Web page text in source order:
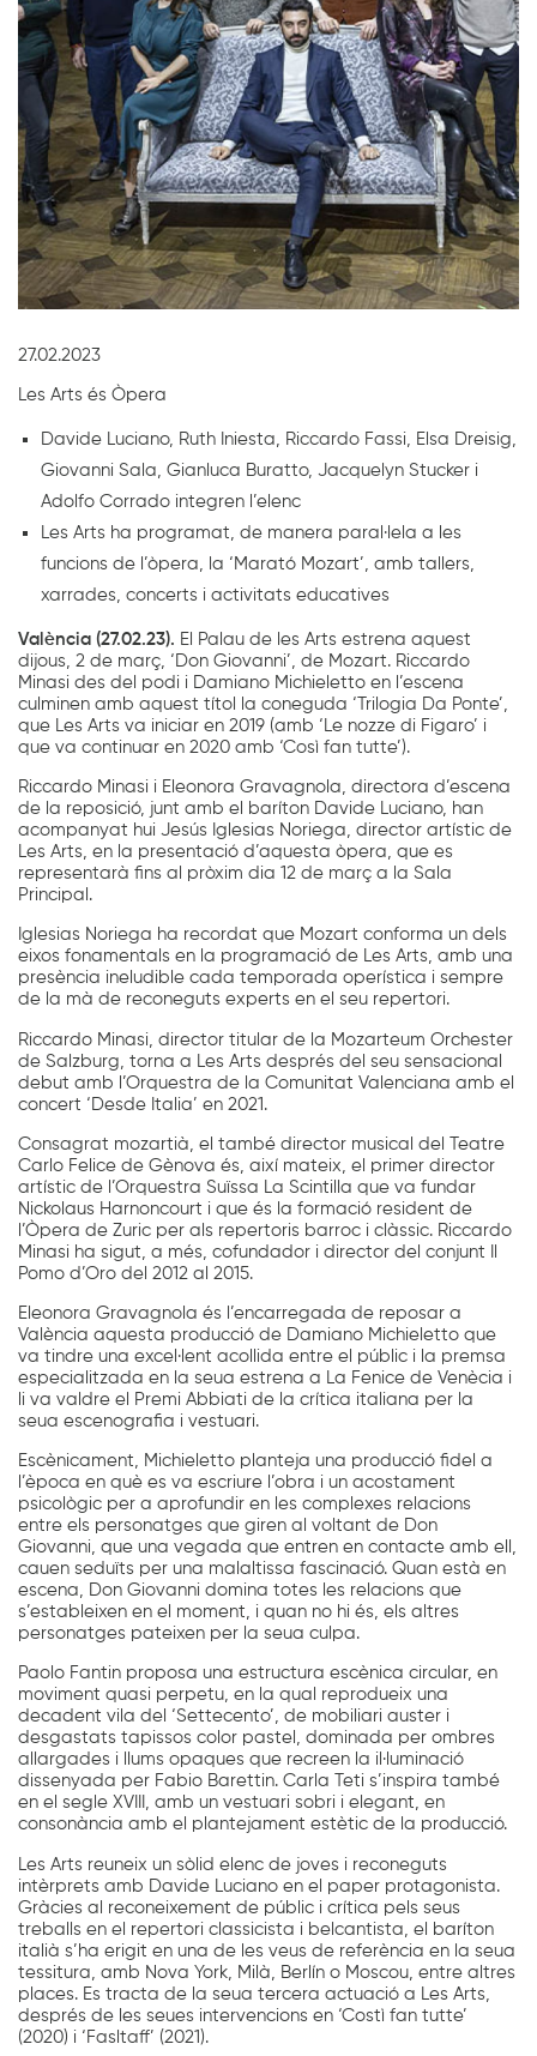
27.02.2023
Les Arts és Òpera
Davide Luciano, Ruth Iniesta, Riccardo Fassi, Elsa Dreisig,
Giovanni Sala, Gianluca Buratto, Jacquelyn Stucker i
Adolfo Corrado integren l’elenc
Les Arts ha programat, de manera paral·lela a les
funcions de l’òpera, la ‘Marató Mozart’, amb tallers,
xarrades, concerts i activitats educatives
València (27.02.23). El Palau de les Arts estrena aquest
dijous, 2 de març, ‘Don Giovanni’, de Mozart. Riccardo
Minasi des del podi i Damiano Michieletto en l’escena
culminen amb aquest títol la coneguda ‘Trilogia Da Ponte’,
que Les Arts va iniciar en 2019 (amb ‘Le nozze di Figaro’ i
que va continuar en 2020 amb ‘Così fan tutte’).
Riccardo Minasi i Eleonora Gravagnola, directora d’escena
de la reposició, junt amb el baríton Davide Luciano, han
acompanyat hui Jesús Iglesias Noriega, director artístic de
Les Arts, en la presentació d’aquesta òpera, que es
representarà fins al pròxim dia 12 de març a la Sala
Principal.
Iglesias Noriega ha recordat que Mozart conforma un dels
eixos fonamentals en la programació de Les Arts, amb una
presència ineludible cada temporada operística i sempre
de la mà de reconeguts experts en el seu repertori.
Riccardo Minasi, director titular de la Mozarteum Orchester
de Salzburg, torna a Les Arts després del seu sensacional
debut amb l’Orquestra de la Comunitat Valenciana amb el
concert ‘Desde Italia’ en 2021.
Consagrat mozartià, el també director musical del Teatre
Carlo Felice de Gènova és, així mateix, el primer director
artístic de l’Orquestra Suïssa La Scintilla que va fundar
Nickolaus Harnoncourt i que és la formació resident de
l’Òpera de Zuric per als repertoris barroc i clàssic. Riccardo
Minasi ha sigut, a més, cofundador i director del conjunt Il
Pomo d’Oro del 2012 al 2015.
Eleonora Gravagnola és l’encarregada de reposar a
València aquesta producció de Damiano Michieletto que
va tindre una excel·lent acollida entre el públic i la premsa
especialitzada en la seua estrena a La Fenice de Venècia i
li va valdre el Premi Abbiati de la crítica italiana per la
seua escenografia i vestuari.
Escènicament, Michieletto planteja una producció fidel a
l’època en què es va escriure l’obra i un acostament
psicològic per a aprofundir en les complexes relacions
entre els personatges que giren al voltant de Don
Giovanni, que una vegada que entren en contacte amb ell,
cauen seduïts per una malaltissa fascinació. Quan està en
escena, Don Giovanni domina totes les relacions que
s’estableixen en el moment, i quan no hi és, els altres
personatges pateixen per la seua culpa.
Paolo Fantin proposa una estructura escènica circular, en
moviment quasi perpetu, en la qual reprodueix una
decadent vila del ‘Settecento’, de mobiliari auster i
desgastats tapissos color pastel, dominada per ombres
allargades i llums opaques que recreen la il·luminació
dissenyada per Fabio Barettin. Carla Teti s’inspira també
en el segle XVIII, amb un vestuari sobri i elegant, en
consonància amb el plantejament estètic de la producció.
Les Arts reuneix un sòlid elenc de joves i reconeguts
intèrprets amb Davide Luciano en el paper protagonista.
Gràcies al reconeixement de públic i crítica pels seus
treballs en el repertori classicista i belcantista, el baríton
italià s’ha erigit en una de les veus de referència en la seua
tessitura, amb Nova York, Milà, Berlín o Moscou, entre altres
places. Es tracta de la seua tercera actuació a Les Arts,
després de les seues intervencions en ‘Costì fan tutte’
(2020) i ‘Fasltaff’ (2021).